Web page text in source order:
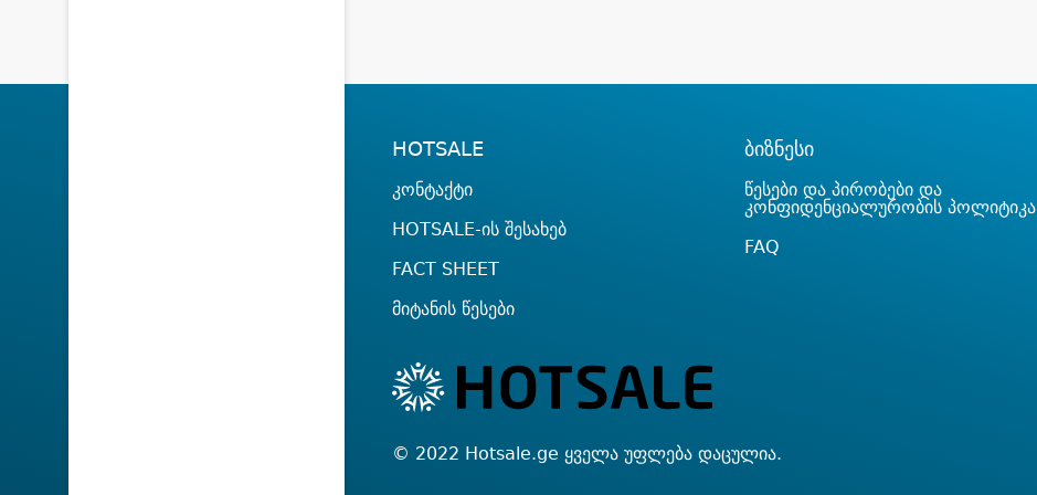
HOTSALE
კონტაქტი
HOTSALE-ის შესახებ
FACT SHEET
მიტანის წესები
ბიზნესი
წესები და პირობები და
კონფიდენციალურობის პოლიტიკა
FAQ
© 2022 Hotsale.ge ყველა უფლება დაცულია.